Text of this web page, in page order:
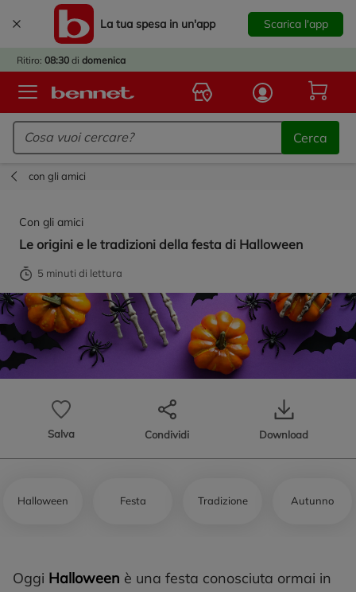
La tua spesa in un'app Scarica l'app
Ritiro: 08:30 di domenica
Logo Bennet - Torna alla homepage
Cerca
IL
con gli amici
Con gli amici
Le origini e le tradizioni della festa di Halloween
5 minuti di lettura
Salva Condividi Download
Halloween Festa Tradizione Autunno
Oggi Halloween è una festa conosciuta ormai in